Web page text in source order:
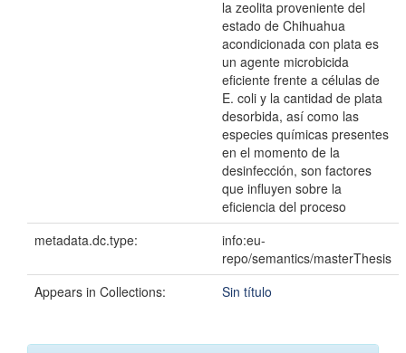
la zeolita proveniente del
estado de Chihuahua
acondicionada con plata es
un agente microbicida
eficiente frente a células de
E. coli y la cantidad de plata
desorbida, así como las
especies químicas presentes
en el momento de la
desinfección, son factores
que influyen sobre la
eficiencia del proceso
metadata.dc.type:
info:eu-
repo/semantics/masterThesis
Appears in Collections:
Sin título